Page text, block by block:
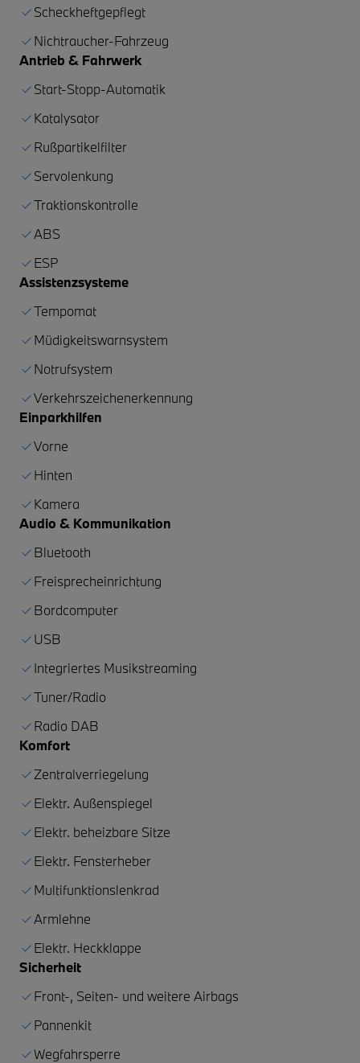
Scheckheftgepflegt
Nichtraucher-Fahrzeug
Antrieb & Fahrwerk
Start-Stopp-Automatik
Katalysator
Rußpartikelfilter
Servolenkung
Traktionskontrolle
ABS
ESP
Assistenzsysteme
Tempomat
Müdigkeitswarnsystem
Notrufsystem
Verkehrszeichenerkennung
Einparkhilfen
Vorne
Hinten
Kamera
Audio & Kommunikation
Bluetooth
Freisprecheinrichtung
Bordcomputer
USB
Integriertes Musikstreaming
Tuner/Radio
Radio DAB
Komfort
Zentralverriegelung
Elektr. Außenspiegel
Elektr. beheizbare Sitze
Elektr. Fensterheber
Multifunktionslenkrad
Armlehne
Elektr. Heckklappe
Sicherheit
Front-, Seiten- und weitere Airbags
Pannenkit
Wegfahrsperre